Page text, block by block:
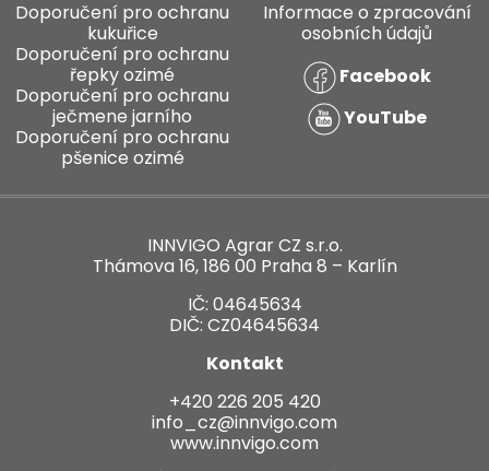
Doporučení pro ochranu
kukuřice
Doporučení pro ochranu
řepky ozimé
Doporučení pro ochranu
ječmene jarního
Doporučení pro ochranu
pšenice ozimé
Informace o zpracování
osobních údajů
Facebook
YouTube
INNVIGO Agrar CZ s.r.o.
Thámova 16, 186 00 Praha 8 – Karlín
IČ: 04645634
DIČ: CZ04645634
Kontakt
+420 226 205 420
info_cz@innvigo.com
www.innvigo.com